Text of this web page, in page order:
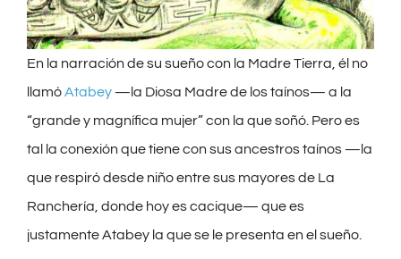
En la narración de su sueño con la Madre Tierra, él no
llamóAtabey—la Diosa Madre de los taínos— a la
“grande y magnífica mujer” con la que soñó. Pero es
tal la conexión que tiene con sus ancestros taínos —la
que respiró desde niño entre sus mayores de La
Ranchería, donde hoy es cacique— que es
justamente Atabey la que se le presenta en el sueño.